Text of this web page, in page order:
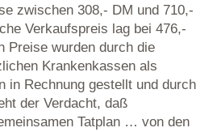
zwischen 308,- DM und 710,-
Verkaufspreis lag bei 476,-
Preise wurden durch die
Krankenkassen als
in Rechnung gestellt und durch
der Verdacht, daß
Tatplan … von den